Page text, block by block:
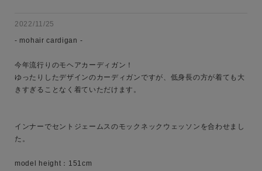
MENS
2022/11/25
- mohair cardigan -
今年流行りのモヘアカーディガン！
ゆったりしたデザインのカーディガンですが、低身長の方が着ても大
きすぎることなく着ていただけます。
インナーでセントジェームスのモックネックウェッソンを合わせまし
た。
model height：151cm